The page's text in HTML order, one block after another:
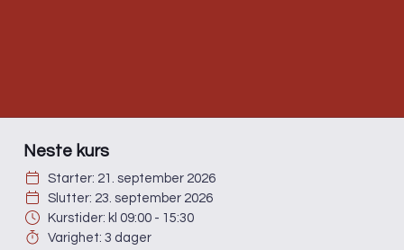
Neste kurs
Starter: 21. september 2026
Slutter: 23. september 2026
Kurstider: kl 09:00 - 15:30
Varighet: 3 dager